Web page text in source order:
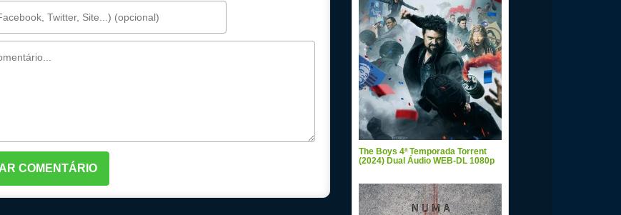
The Boys 4ª Temporada Torrent
(2024) Dual Áudio WEB-DL 1080p